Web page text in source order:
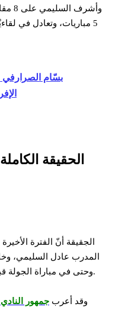
5 مباريات، وتعادل في
الحقيقة
الجقيقة أنّ الفترة
المدرب عادل السليمي،
وحتى في مباراة الجولة قبل الأخيرة ضد النادي الصفاقسي.
وقد أعرب جمهور